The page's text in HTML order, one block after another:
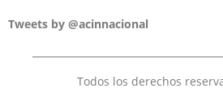
Tweets by @acinnacional
Todos los derechos